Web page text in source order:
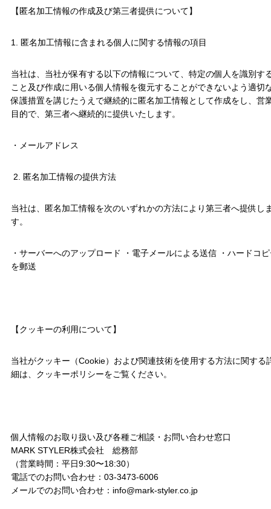
【匿名加工情報の作成及び第三者提供について】
1. 匿名加工情報に含まれる個人に関する情報の項目
当社は、当社が保有する以下の情報について、特定の個人を識別す
こと及び作成に用いる個人情報を復元することができないよう適切
保護措置を講じたうえで継続的に匿名加工情報として作成をし、営
目的で、第三者へ継続的に提供いたします。
・メールアドレス
2. 匿名加工情報の提供方法
当社は、匿名加工情報を次のいずれかの方法により第三者へ提供し
す。
・サーバーへのアップロード ・電子メールによる送信 ・ハードコ
を郵送
【クッキーの利用について】
当社がクッキー（Cookie）および関連技術を使用する方法に関する
細は、クッキーポリシーをご覧ください。
個人情報のお取り扱い及び各種ご相談・お問い合わせ窓口
MARK STYLER株式会社 総務部
（営業時間：平日9:30〜18:30）
電話でのお問い合わせ：03-3473-6006
メールでのお問い合わせ：info@mark-styler.co.jp